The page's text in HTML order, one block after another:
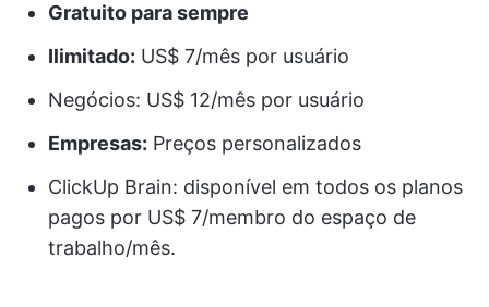
Gratuito para sempre
Ilimitado: US$ 7/mês por usuário
Negócios: US$ 12/mês por usuário
Empresas: Preços personalizados
ClickUp Brain: disponível em todos os planos
pagos por US$ 7/membro do espaço de
trabalho/mês.